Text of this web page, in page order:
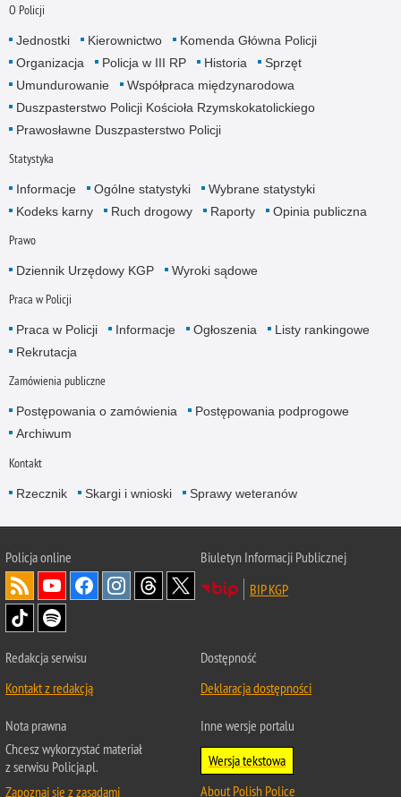
O Policji
Jednostki Kierownictwo
Komenda Główna Policji
Organizacja
Policja w III RP Historia
Sprzęt
Umundurowanie
Współpraca międzynarodowa
Duszpasterstwo Policji Kościoła Rzymskokatolickiego
Prawosławne Duszpasterstwo Policji
Statystyka
Informacje Ogólne statystyki
Wybrane statystyki
Kodeks karny
Ruch drogowy Raporty Opinia publiczna
Prawo
Dziennik Urzędowy KGP Wyroki sądowe
Praca w Policji
Praca w Policji Informacje Ogłoszenia
Listy rankingowe
Rekrutacja
Zamówienia publiczne
Postępowania o zamówienia
Postępowania podprogowe
Archiwum
Kontakt
Rzecznik Skargi i wnioski Sprawy weteranów
Policjaonline
Biuletyn Informacji Publicznej
BIP KGP
Redakcja serwisu
Kontakt z redakcją
Dostępność
Deklaracja dostępności
Nota prawna
Chcesz wykorzystać materiał
z serwisu Policja.pl.
Zapoznaj się z zasadami
Inne wersje portalu
Wersja tekstowa
About Polish Police